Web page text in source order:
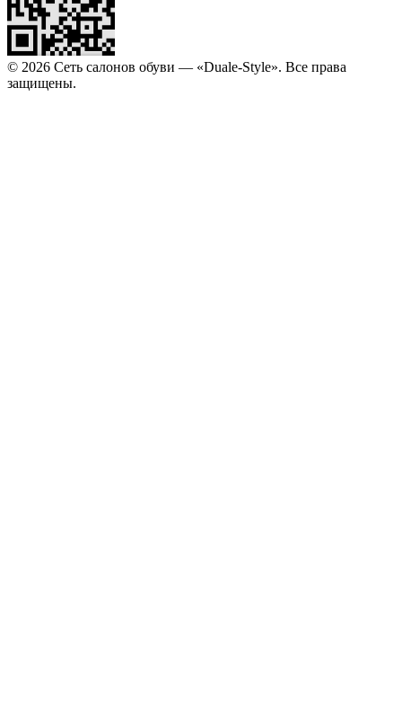
© 2026 Сеть салонов обуви — «Duale-Style». Все права
защищены.